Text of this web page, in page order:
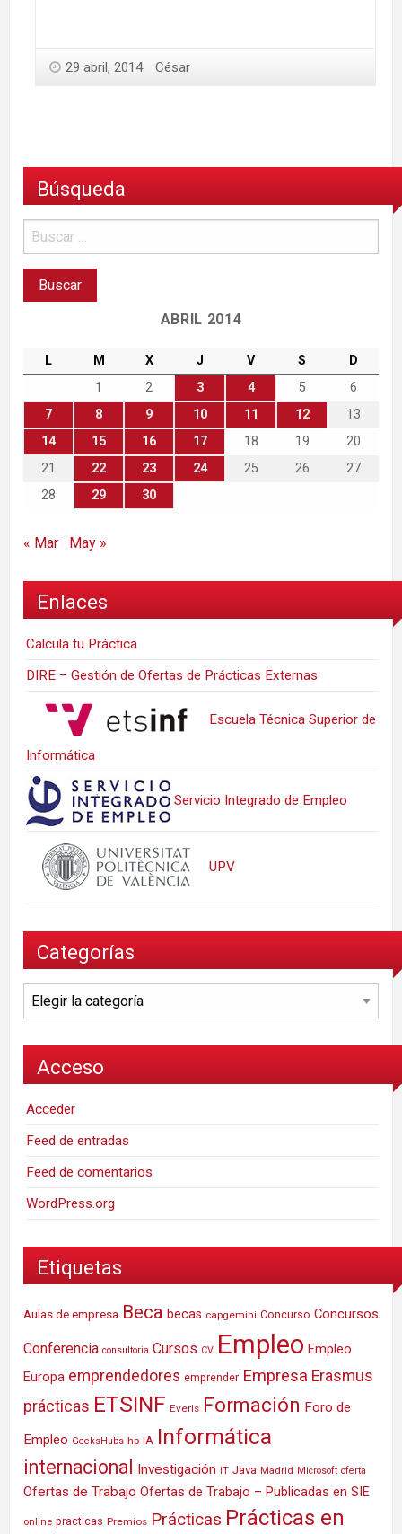
29 abril, 2014 César
Búsqueda
ABRIL 2014
L M X J V S
D
1
2 3 4 5
6
7
8 9 10 11 12
13
14
15 16 17 18 19
20
21
22 23 24 25 26
27
28
29 30
« Mar May »
Enlaces
Calcula tu Práctica
DIRE – Gestión de Ofertas de Prácticas Externas
Escuela Técnica Superior de
Informática
Servicio Integrado de Empleo
UPV
Categorías
Categorías
Acceso
Acceder
Feed de entradas
Feed de comentarios
WordPress.org
Etiquetas
Aulas de empresa Beca becas capgemini Concurso Concursos
Conferencia consultoria Cursos CV Empleo Empleo
Europa emprendedores emprender Empresa Erasmus
prácticas ETSINF Everis Formación Foro de
Empleo GeeksHubs hp IA Informática
internacional Investigación IT Java Madrid Microsoft oferta
Ofertas de Trabajo Ofertas de Trabajo – Publicadas en SIE
online practicas Premios Prácticas Prácticas en